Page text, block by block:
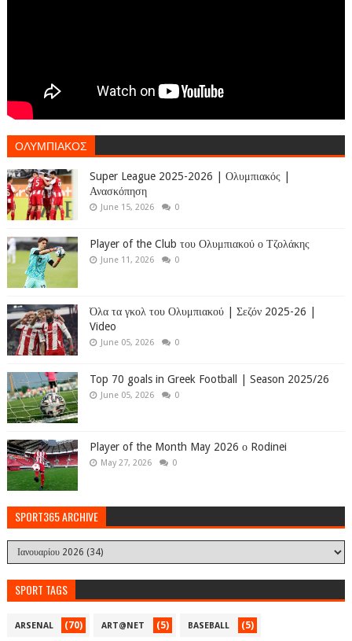
ΟΛΥΜΠΙΑΚΟΣ
Super League 2025-2026 | Ολυμπιακός |
Ανασκόπηση
June 15, 2026 0
Player of the Club του Ολυμπιακού ο Τζολάκης
June 11, 2026 0
Όλα τα γκολ του Ολυμπιακού | Σεζόν 2025-26 |
Video
June 05, 2026 0
Top 70 goals in Greek Football | Season 2025/26
June 05, 2026 0
Player of the Month May 2026 ο Rodinei
May 27, 2026 0
SPORT365 ARCHIVE
SPORT TAGS
ARSENAL (70) ART@NET (5) BASEBALL (5)